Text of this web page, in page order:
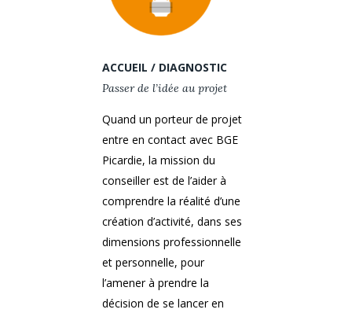
ACCUEIL / DIAGNOSTIC
Passer de l’idée au projet
Quand un porteur de projet
entre en contact avec BGE
Picardie, la mission du
conseiller est de l’aider à
comprendre la réalité d’une
création d’activité, dans ses
dimensions professionnelle
et personnelle, pour
l’amener à prendre la
décision de se lancer en